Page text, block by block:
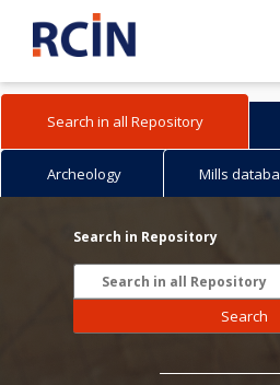
Search in all Repository
Archeology Mills
Search in Repository
Search